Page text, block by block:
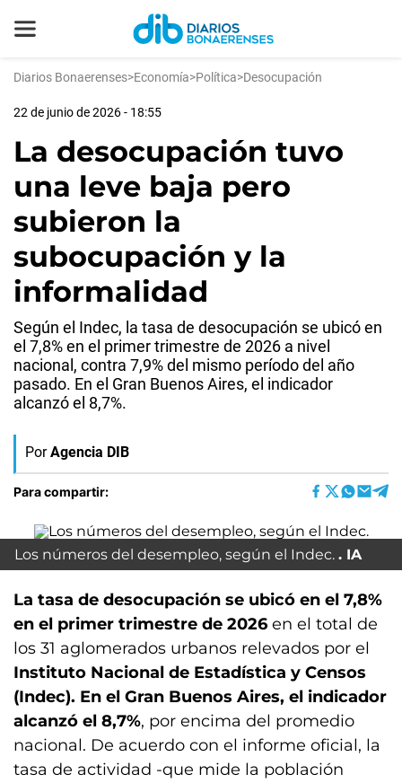
Diarios Bonaerenses>Economía>Política>Desocupación
22 de junio de 2026 - 18:55
La desocupación tuvo
una leve baja pero
subieron la
subocupación y la
informalidad
Según el Indec, la tasa de desocupación se ubicó en
el 7,8% en el primer trimestre de 2026 a nivel
nacional, contra 7,9% del mismo período del año
pasado. En el Gran Buenos Aires, el indicador
alcanzó el 8,7%.
Por Agencia DIB
Para compartir:
Los números del desempleo, según el Indec. IA
La tasa de desocupación se ubicó en el 7,8%
en el primer trimestre de 2026 en el total de
los 31 aglomerados urbanos relevados por el
Instituto Nacional de Estadística y Censos
(Indec). En el Gran Buenos Aires, el indicador
alcanzó el 8,7%, por encima del promedio
nacional. De acuerdo con el informe oficial, la
tasa de actividad -que mide la población